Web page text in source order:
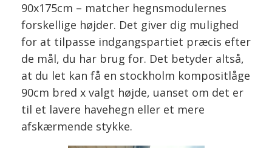
90x175cm – matcher hegnsmodulernes
forskellige højder. Det giver dig mulighed
for at tilpasse indgangspartiet præcis efter
de mål, du har brug for. Det betyder altså,
at du let kan få en stockholm kompositlåge
90cm bred x valgt højde, uanset om det er
til et lavere havehegn eller et mere
afskærmende stykke.